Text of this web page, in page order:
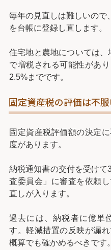
毎年の見直しは難しいので
を台帳に登録し直します。
住宅地と農地については
で増税される可能性があ
2.5%までです。
固定資産税の評価は不
固定資産税評価額の決定
度があります。
納税通知書の交付を受け
査委員会」に審査を依頼
直しが入ります。
過去には、納税者に億単
す。軽減措置の反映が漏
概算でも確かめるべきです。